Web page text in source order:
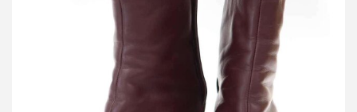
メゾン マルジェラ TABI 80mm 足袋 レザーヒールブーツ
買取金額26,400円